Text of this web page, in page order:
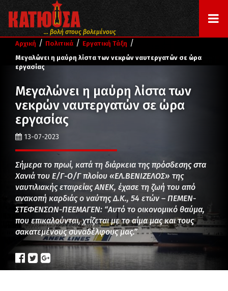
... βολή στους βολεμένους
Αρχική / Πολιτικά / Εργατική Τάξη /
Μεγαλώνει η μαύρη λίστα των νεκρών ναυτεργατών σε ώρα
εργασίας
Μεγαλώνει η μαύρη λίστα των
νεκρών ναυτεργατών σε ώρα
εργασίας
13-07-2023
Σήμερα το πρωί, κατά τη διάρκεια της πρόσδεσης στα
Χανιά του Ε/Γ-Ο/Γ πλοίου «ΕΛ.ΒΕΝΙΖΕΛΟΣ» της
ναυτιλιακής εταιρείας ΑΝΕΚ, έχασε τη ζωή του από
ανακοπή καρδιάς ο ναύτης Δ.Κ., 54 ετών – ΠΕΜΕΝ-
ΣΤΕΦΕΝΣΩΝ-ΠΕΕΜΑΓΕΝ: “Αυτό το οικονομικό θαύμα,
που επικαλούνται, χτίζεται με το αίμα μας και τους
σακατεμένους συναδέλφους μας.”